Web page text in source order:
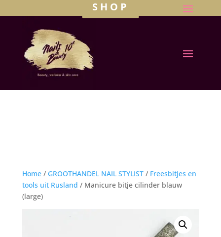
SHOP
Home/ GROOTHANDEL NAIL STYLIST/ Freesbitjes en
tools uit Rusland / Manicure bitje cilinder blauw
(large)